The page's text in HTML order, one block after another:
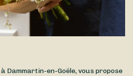
Dammartin-en-Goële, vous propose